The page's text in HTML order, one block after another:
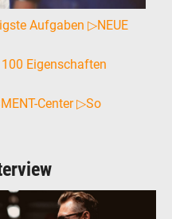
Aufgaben ▷NEUE
Eigenschaften
Center ▷So